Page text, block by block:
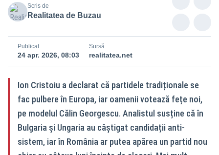
Scris de
Realitatea de Buzau
Publicat
24 apr. 2026, 08:03
Sursă
realitatea.net
Ion Cristoiu a declarat că partidele tradiționale se
fac pulbere în Europa, iar oamenii votează fețe noi,
pe modelul Călin Georgescu. Analistul susține că în
Bulgaria și Ungaria au câștigat candidații anti-
sistem, iar în România ar putea apărea un partid nou